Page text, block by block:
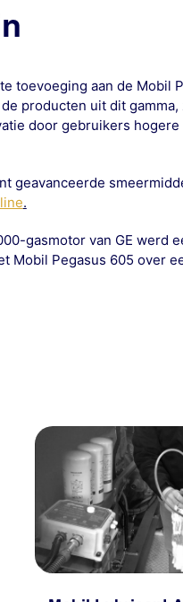
toevoeging aan de
producten uit dit gamma,
door gebruikers
geavanceerde
.
gasmotor van GE
Mobil Pegasus 605 over